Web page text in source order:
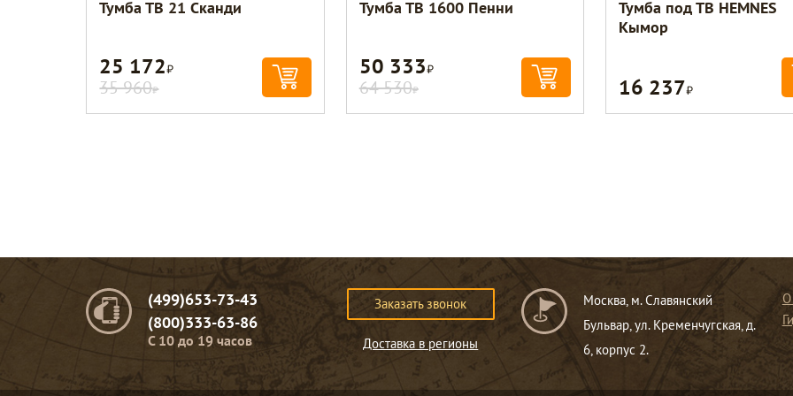
Тумба ТВ 21 Сканди
25 172Р
35 960Р
Тумба ТВ 1600 Пенни
50 333Р
64 530Р
Тумба под ТВ HEMNES
Кымор
16 237Р
(499)653-73-43
(800)333-63-86
C 10 до 19 часов
Заказать звонок
Доставка в регионы
Москва, м. Славянский
Бульвар, ул. Кременчугская, д.
6, корпус 2.
О